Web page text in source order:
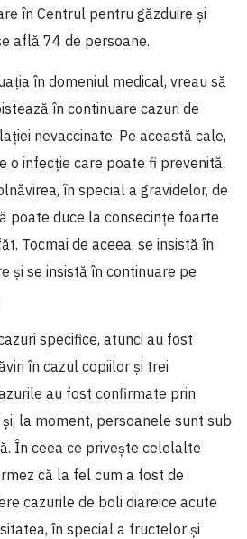
în Centrul pentru găzduire și
află 74 de persoane.
în domeniul medical, vreau să
în continuare cazuri de
nevaccinate. Pe această cale,
o infecție care poate fi prevenită
în special a gravidelor, de
poate duce la consecințe foarte
Tocmai de aceea, se insistă în
și se insistă în continuare pe
specifice, atunci au fost
în cazul copiilor și trei
au fost confirmate prin
la moment, persoanele sunt sub
În ceea ce privește celelalte
că la fel cum a fost de
cazurile de boli diareice acute
în special a fructelor și